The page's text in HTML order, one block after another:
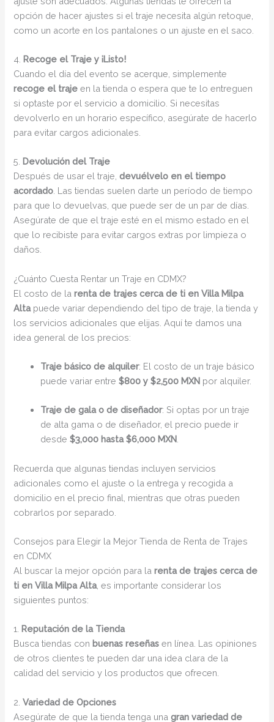
opción de hacer ajustes si el traje necesita algún retoque,
como un acorte en los pantalones o un ajuste en el saco.
4. Recoge el Traje y ¡Listo!
Cuando el día del evento se acerque, simplemente
recoge el traje en la tienda o espera que te lo entreguen
si optaste por el servicio a domicilio. Si necesitas
devolverlo en un horario específico, asegúrate de hacerlo
para evitar cargos adicionales.
5. Devolución del Traje
Después de usar el traje,devuélvelo en el tiempo
acordado . Las tiendas suelen darte un período de tiempo
para que lo devuelvas, que puede ser de un par de días.
Asegúrate de que el traje esté en el mismo estado en el
que lo recibiste para evitar cargos extras por limpieza o
daños.
¿Cuánto Cuesta Rentar un Traje en CDMX?
El costo de larenta de trajes cerca de ti en Villa Milpa
Altapuede variar dependiendo del tipo de traje, la tienda y
los servicios adicionales que elijas. Aquí te damos una
idea general de los precios:
Traje básico de alquiler: El costo de un traje básico
puede variar entre$800 y $2,500 MXN por alquiler.
Traje de gala o de diseñador: Si optas por un traje
de alta gama o de diseñador, el precio puede ir
desde$3,000 hasta $6,000 MXN
Recuerda que algunas tiendas incluyen servicios
adicionales como el ajuste o la entrega y recogida a
domicilio en el precio final, mientras que otras pueden
cobrarlos por separado.
Consejos para Elegir la Mejor Tienda de Renta de Trajes
en CDMX
Al buscar la mejor opción para larenta de trajes cerca de
ti en Villa Milpa Alta, es importante considerar los
siguientes puntos:
1. Reputación de la Tienda
Busca tiendas con buenas reseñas en línea. Las opiniones
de otros clientes te pueden dar una idea clara de la
calidad del servicio y los productos que ofrecen.
2.Variedad de Opciones
Asegúrate de que la tienda tenga unagran variedad de